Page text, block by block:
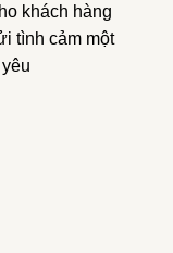
khách hàng
tình cảm một